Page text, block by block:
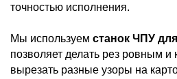
точностью исполнения.
Мы используем станок ЧПУ
позволяет делать рез ровным и
вырезать разные узоры на